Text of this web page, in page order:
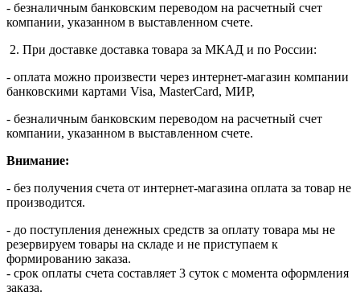
- безналичным банковским переводом на расчетный счет
компании, указанном в выставленном счете.
2. При доставке доставка товара за МКАД и по России:
- оплата можно произвести через интернет-магазин компании
банковскими картами Visa, MasterСard, МИР,
- безналичным банковским переводом на расчетный счет
компании, указанном в выставленном счете.
Внимание:
- без получения счета от интернет-магазина оплата за товар не
производится.
- до поступления денежных средств за оплату товара мы не
резервируем товары на складе и не приступаем к
формированию заказа.
- срок оплаты счета составляет 3 суток с момента оформления
заказа.